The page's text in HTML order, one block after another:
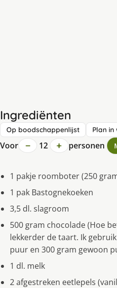
Ingrediënten
Op boodschappenlijst Plan in
Voor − 12 + personen
1 pakje roomboter (250
1 pak Bastognekoeken
3,5 dl. slagroom
500 gram chocolade (Hoe
lekkerder de taart. Ik
puur en 300 gram gewoon
1 dl. melk
2 afgestreken eetlepels